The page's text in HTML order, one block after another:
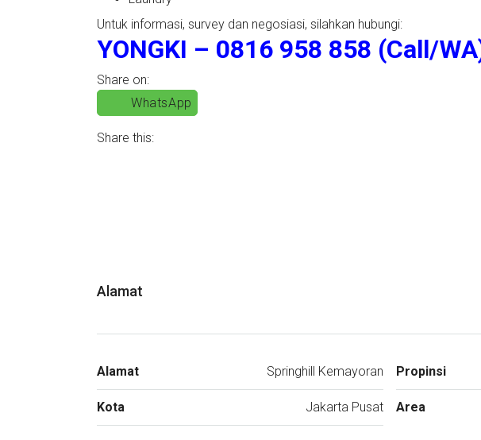
Untuk informasi, survey dan negosiasi, silahkan hubungi:
YONGKI – 0816 958 858 (Call/
Share on:
WhatsApp
Share this:
Alamat
Alamat Springhill Kemayoran
Kota Jakarta Pusat
Propinsi
Area